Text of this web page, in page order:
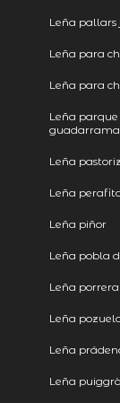
Leña pallars
Leña para
Leña para
Leña
guadarrama
Leña
Leña
Leña piñor
Leña pobla
Leña porrera
Leña
Leña
Leña